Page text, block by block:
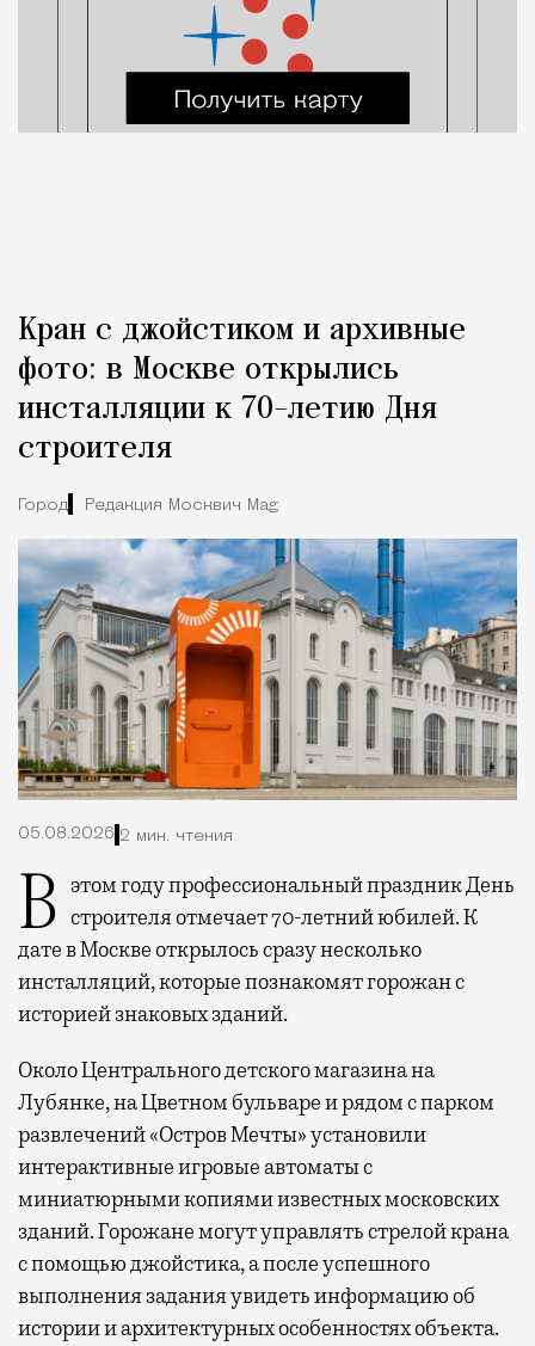
Кран с джойстиком и архивные
фото: в Москве открылись
инсталляции к 70-летию Дня
строителя
Город Редакция Москвич Mag
05.08.2026 2 мин. чтения
В этом году профессиональный праздник День строителя отмечает 70-летний юбилей. К
дате в Москве открылось сразу несколько
инсталляций, которые познакомят горожан с
историей знаковых зданий.
Около Центрального детского магазина на
Лубянке, на Цветном бульваре и рядом с парком
развлечений «Остров Мечты» установили
интерактивные игровые автоматы с
миниатюрными копиями известных московских
зданий. Горожане могут управлять стрелой крана
с помощью джойстика, а после успешного
выполнения задания увидеть информацию об
истории и архитектурных особенностях объекта.